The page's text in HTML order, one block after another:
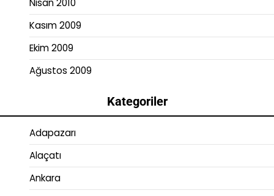
Kasım 2009
Ekim 2009
Ağustos 2009
Kategoriler
Adapazarı
Alaçatı
Ankara